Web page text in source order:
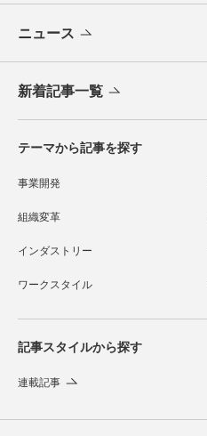
ニュース
新着記事一覧
テーマから記事を探す
事業開発
組織変革
インダストリー
ワークスタイル
記事スタイルから探す
連載記事